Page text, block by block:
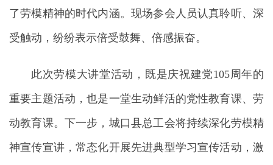
了劳模精神的时代内涵。现场参会人员认真聆听、深
受触动，纷纷表示倍受鼓舞、倍感振奋。
此次劳模大讲堂活动，既是庆祝建党105周年的
重要主题活动，也是一堂生动鲜活的党性教育课、劳
动教育课。下一步，城口县总工会将持续深化劳模精
神宣传宣讲，常态化开展先进典型学习宣传活动，激